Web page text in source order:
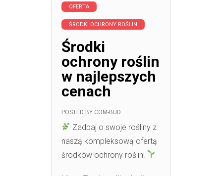
OFERTA
ŚRODKI OCHRONY ROŚLIN
Środki
ochrony roślin
w najlepszych
cenach
POSTED BY COM-BUD
Zadbaj o swoje rośliny z
naszą kompleksową ofertą
środków ochrony roślin!